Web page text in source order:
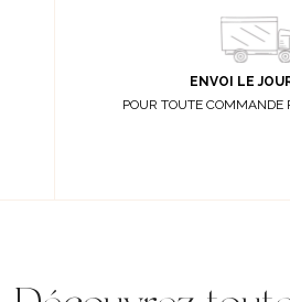
ENVOI LE
POUR TOUTE COMMANDE